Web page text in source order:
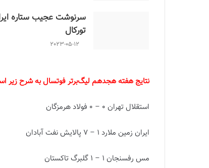
سرنوشت عجیب ستاره
تورکال
2023-05-12
نتایج هفته هجدهم لیگ‌برتر فوتسال به شرح زیر
استقلال تهران 0 – 0 فولاد هرمزگان
ایران زمین ملارد 1 – 7 پالایش نفت آبادان
مس رفسنجان 1 – 1 گلبرگ تاکستان